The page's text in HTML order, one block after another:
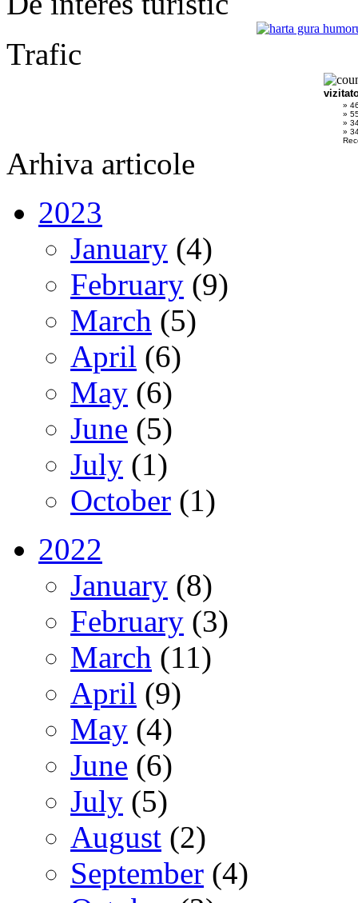
Trafic
»
»
»
»
Arhiva articole
2023
January (4)
February (9)
March (5)
April (6)
May (6)
June (5)
July (1)
October (1)
2022
January (8)
February (3)
March (11)
April (9)
May (4)
June (6)
July (5)
August (2)
September (4)